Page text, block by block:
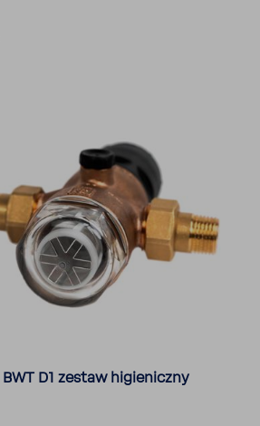
BWT D1 zestaw higie­niczny